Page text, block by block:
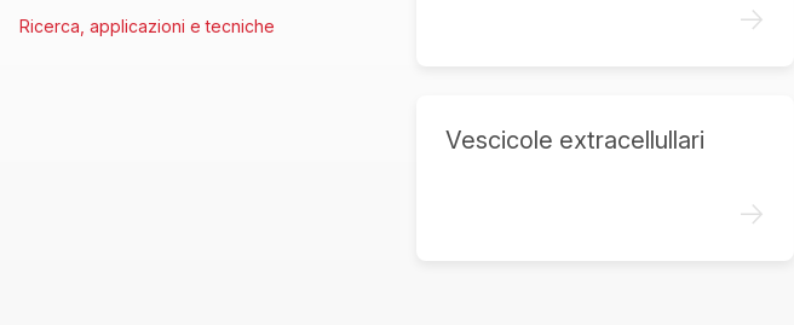
Ricerca, applicazioni e tecniche ->
Vescicole extracellullari
->